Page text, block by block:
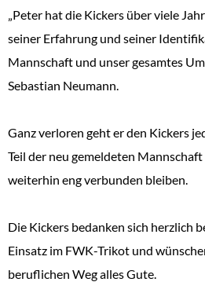
„Peter hat die Kickers über viele
seiner Erfahrung und seiner
Mannschaft und unser gesamtes
Sebastian Neumann.
Ganz verloren geht er den Kickers
Teil der neu gemeldeten
weiterhin eng verbunden bleiben.
Die Kickers bedanken sich herzlich
Einsatz im FWK-Trikot und
beruflichen Weg alles Gute.